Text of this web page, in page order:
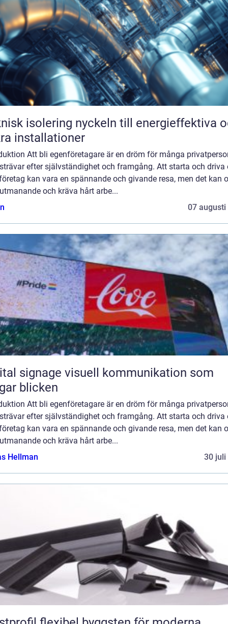
nyckeln till energieffektiva och
installationer
Att bli egenföretagare är en dröm för många
efter självständighet och framgång. Att starta och driva
kan vara en spännande och givande resa, men det kan
och kräva hårt arbe...
07 augusti
visuell kommunikation som
blicken
Att bli egenföretagare är en dröm för många
efter självständighet och framgång. Att starta och driva
kan vara en spännande och givande resa, men det kan
och kräva hårt arbe...
Hellman
30 juli